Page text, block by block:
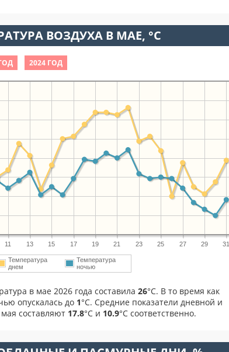
ВОЗДУХА В МАЕ, °C
2024 ГОД
11 13 15 17 19 21 23 25 27 29 31
Температура
днем
Температура
ночью
в мае 2026 года составила 26°С. В то время как
опускалась до 1°C. Средние показатели дневной и
составляют 17.8°С и 10.9°С соответственно.